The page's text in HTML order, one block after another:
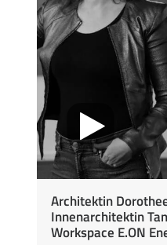
Architektin
Innenarchitektin
Workspace E.ON